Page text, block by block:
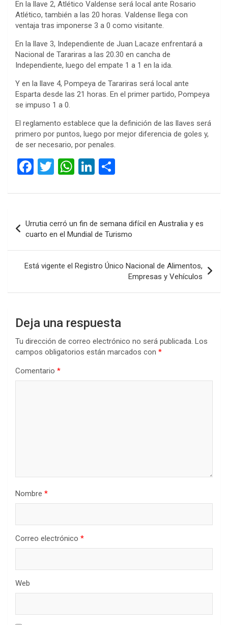
En la llave 2, Atlético Valdense será local ante Rosario
Atlético, también a las 20 horas. Valdense llega con
ventaja tras imponerse 3 a 0 como visitante.
En la llave 3, Independiente de Juan Lacaze enfrentará a
Nacional de Tarariras a las 20.30 en cancha de
Independiente, luego del empate 1 a 1 en la ida.
Y en la llave 4, Pompeya de Tarariras será local ante
Esparta desde las 21 horas. En el primer partido, Pompeya
se impuso 1 a 0.
El reglamento establece que la definición de las llaves será
primero por puntos, luego por mejor diferencia de goles y,
de ser necesario, por penales.
F
ce
o
o
k
T
tt
W
at
A
p
p
Li
ke
n
m
ar
tir
de
entradas
Urrutia cerró un fin de semana difícil en Australia y es
cuarto en el Mundial de Turismo
Está vigente el Registro Único Nacional de Alimentos,
Empresas y Vehículos
Deja una respuesta
Tu dirección de correo electrónico no será publicada. Los
campos obligatorios están marcados con *
Comentario *
Nombre *
Correo electrónico *
Web